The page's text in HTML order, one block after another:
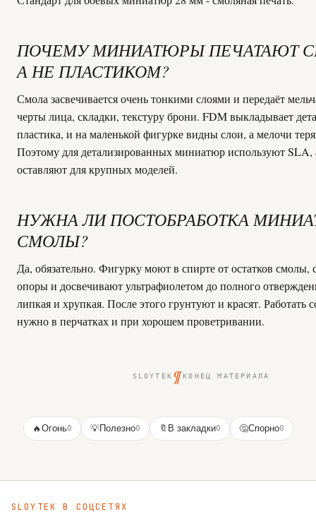
ПОЧЕМУ МИНИАТЮРЫ ПЕЧАТАЮТ
А НЕ ПЛАСТИКОМ?
Смола засвечивается очень тонкими слоями и передаёт
черты лица, складки, текстуру брони. FDM выкладывает
пластика, и на маленькой фигурке видны слои, а мелочи
Поэтому для детализированных миниатюр используют
оставляют для крупных моделей.
НУЖНА ЛИ ПОСТОБРАБОТКА
СМОЛЫ?
Да, обязательно. Фигурку моют в спирте от остатков смолы,
опоры и досвечивают ультрафиолетом до полного
липкая и хрупкая. После этого грунтуют и красят. Работать
нужно в перчатках и при хорошем проветривании.
SLOYTEK ¶КОНЕЦ МАТЕРИАЛА
🔥Огонь0 💡Полезно0 🔖 В закладки0 🤔Спорно0
SLOYTEK В СОЦСЕТЯХ